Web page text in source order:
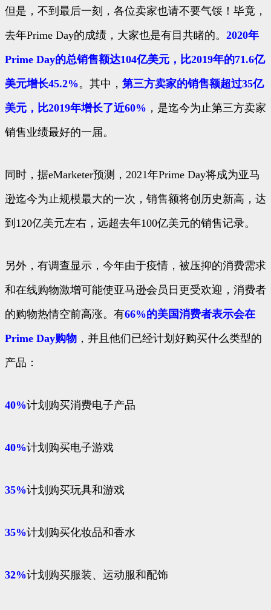
但是，不到最后一刻，各位卖家也请不要气馁！毕竟，
去年Prime Day的成绩，大家也是有目共睹的。 2020年
Prime Day的总销售额达104亿美元，比2019年的71.6亿
美元增长45.2%。其中， 第三方卖家的销售额超过35亿
美元，比2019年增长了近60% ，是迄今为止第三方卖家
销售业绩最好的一届。
同时，据eMarketer预测，2021年Prime Day将成为亚马
逊迄今为止规模最大的一次，销售额将创历史新高，达
到120亿美元左右，远超去年100亿美元的销售记录。
另外，有调查显示，今年由于疫情，被压抑的消费需求
和在线购物激增可能使亚马逊会员日更受欢迎，消费者
的购物热情空前高涨。有66%的美国消费者表示会在
Prime Day购物 ，并且他们已经计划好购买什么类型的
产品：
40%计划购买消费电子产品
40%计划购买电子游戏
35%计划购买玩具和游戏
35%计划购买化妆品和香水
32%计划购买服装、运动服和配饰